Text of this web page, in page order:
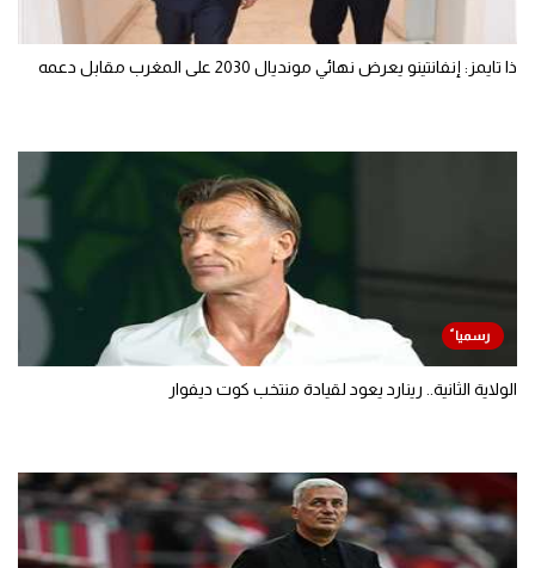
ذا تايمز: إنفانتينو يعرض نهائي مونديال 2030 على المغرب مقابل دعمه
الولاية الثانية.. رينارد يعود لقيادة منتخب كوت ديفوار